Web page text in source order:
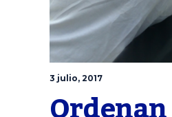
3 julio, 2017